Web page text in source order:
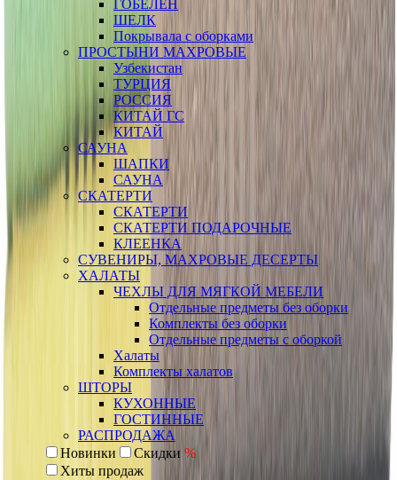
ГОБЕЛЕН
ШЕЛК
Покрывала с оборками
ПРОСТЫНИ МАХРОВЫЕ
Узбекистан
ТУРЦИЯ
РОССИЯ
КИТАЙ ГС
КИТАЙ
САУНА
ШАПКИ
САУНА
СКАТЕРТИ
СКАТЕРТИ
СКАТЕРТИ ПОДАРОЧНЫЕ
КЛЕЕНКА
СУВЕНИРЫ, МАХРОВЫЕ ДЕСЕРТЫ
ХАЛАТЫ
ЧЕХЛЫ ДЛЯ МЯГКОЙ МЕБЕЛИ
Отдельные предметы без оборки
Комплекты без оборки
Отдельные предметы с оборкой
Халаты
Комплекты халатов
ШТОРЫ
КУХОННЫЕ
ГОСТИННЫЕ
РАСПРОДАЖА
Новинки
Скидки %
Хиты продаж